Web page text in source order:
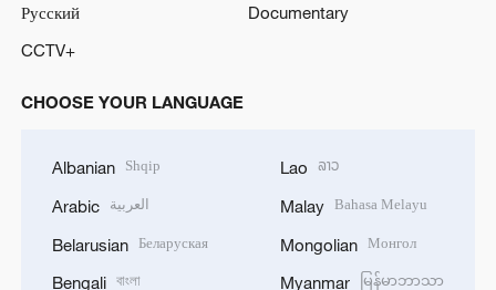
Русский
Documentary
CCTV+
CHOOSE YOUR LANGUAGE
Albanian Shqip
Arabic العربية
Belarusian Беларуская
Bengali বাংলা
Lao ລາວ
Malay Bahasa Melayu
Mongolian Монгол
Myanmar မြန်မာဘာသာ